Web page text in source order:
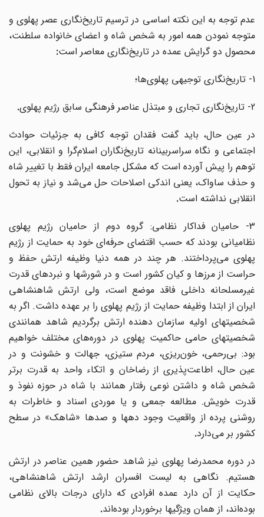
عدم توجه به این نکته اساسی در ترسیم تاریخ‌نگاری عصر پهلوی و
متوجه نمودن همه‌ امور به شخص شاه و اعضای خانواده سلطنت،
محصول دو گرایش عمده در تاریخنگاری معاصر است:
ها؛
.
در عین حال، باید گفت فقدان توجه کافی به جزئیات حوادث
اجتماعی و نگاه سراسربینانه تاریخ‌نگاران اسلام‌گرا و انقلابی، این
توهم را پیش آورده است که مشکل جامعه ایران فقط با تغییر شاه
و حذف ساواک، یعنی اندکی اصلاحات حل می‌شد و نیاز به تحول
انقلابی نداشته است.
3- حامیان فداکار نظامی: گروه دوم از حامیان رژیم پهلوی
نظامیانی بودند که حسب اقتضای حرفه‌ای خود به حمایت از رژیم
پهلوی میپرداختند. هر چند در همه دنیا وظیفه ارتش حفظ و
حراست از مرزها و کیان کشور است و در شورشها و نبردهای قدرت
غیرمسلحانه داخلی فاقد موضع است، ولی ارتش شاهنشاهی
ایران از ابتدا وظیفه حمایت از رژیم پهلوی را بر عهده داشت. اگر به
شخصیتهای اولیه سازمان دهنده ارتش برگردیم شاهد همانندی
شخصیتهای حامی حاکمیت پهلوی در دوره‌های مختلف خواهیم
بود: بی‌رحمی، خون‌ریزی، مردم ستیزی، جهالت و خشونت و در
عین حال، اطاعت‌پذیری از رضاخان و اتکاء واحد به قدرت برتر
شخص شاه و داشتن نوعی رفتار همانند با شاه در حوزه نفوذ و
قدرت خویش. مطالعه جمعی و یا موردی اسناد و خاطرات به
روشنی پرده از واقعیت وجود دهها و صدها «شاهک» در سطح
کشور بر میدارد.
در دوره محمدرضا پهلوی نیز شاهد حضور همین عناصر در ارتش
هستیم. نگاهی به لیست افسران ارشد ارتش شاهنشاهی،
حکایت از آن دارد عمده افرادی که دارای درجات بالای نظامی
بودهاند، از همان ویژگیها برخوردار بودهاند.